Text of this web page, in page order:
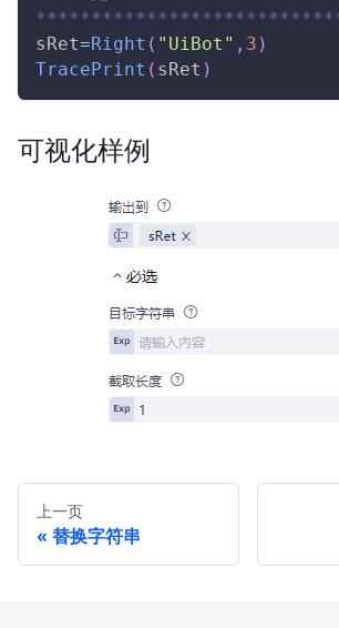
sRet=Right ( "UiBot" , 3 )
TracePrint ( sRet )
可视化样例
上一页
替换字符串